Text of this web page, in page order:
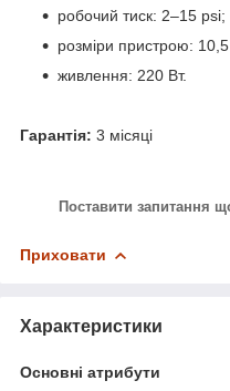
робочий тиск: 2–15 psi;
розміри пристрою:
живлення: 220 Вт.
Гарантія: 3 місяці
Поставити запитання
Приховати
Характеристики
Основні атрибути